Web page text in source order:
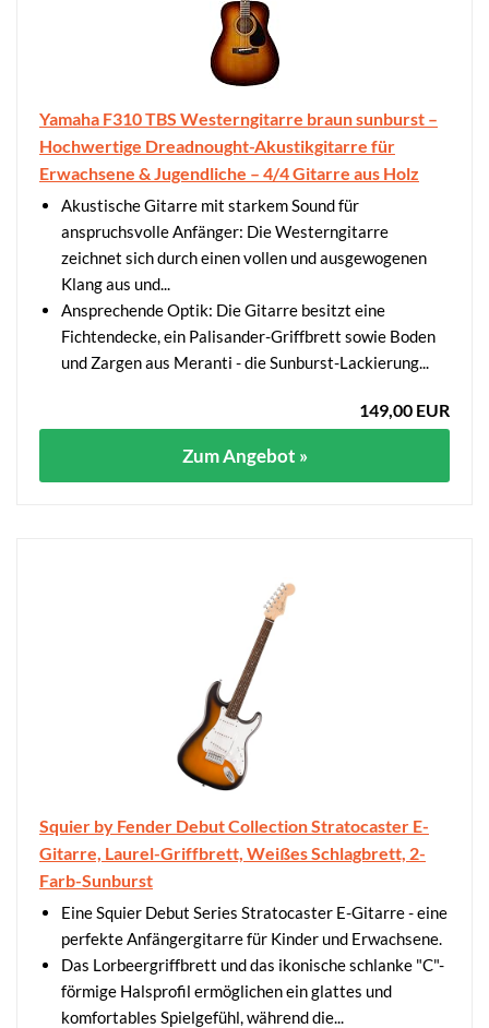
Yamaha F310 TBS Westerngitarre braun sunburst –
Hochwertige Dreadnought-Akustikgitarre für
Erwachsene & Jugendliche – 4/4 Gitarre aus Holz
Akustische Gitarre mit starkem Sound für
anspruchsvolle Anfänger: Die Westerngitarre
zeichnet sich durch einen vollen und ausgewogenen
Klang aus und...
Ansprechende Optik: Die Gitarre besitzt eine
Fichtendecke, ein Palisander-Griffbrett sowie Boden
und Zargen aus Meranti - die Sunburst-Lackierung...
149,00 EUR
Zum Angebot »
Squier by Fender Debut Collection Stratocaster E-
Gitarre, Laurel-Griffbrett, Weißes Schlagbrett, 2-
Farb-Sunburst
Eine Squier Debut Series Stratocaster E-Gitarre - eine
perfekte Anfängergitarre für Kinder und Erwachsene.
Das Lorbeergriffbrett und das ikonische schlanke "C"-
förmige Halsprofil ermöglichen ein glattes und
komfortables Spielgefühl, während die...